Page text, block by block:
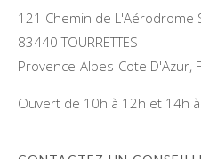
121 Chemin de L'Aérodrome
83440 TOURRETTES
Provence-Alpes-Cote D'Azur,
Ouvert de 10h à 12h et 14h